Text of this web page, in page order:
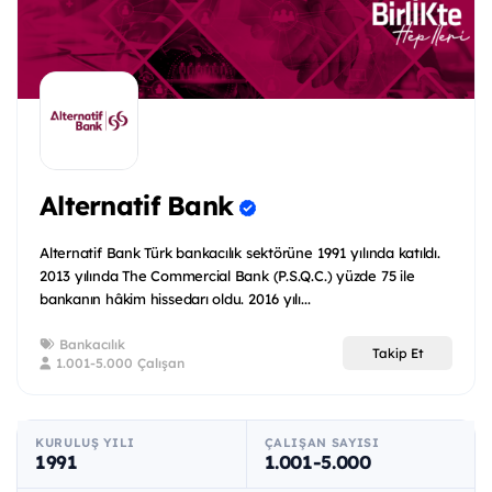
Alternatif Bank
Alternatif Bank Türk bankacılık sektörüne 1991 yılında katıldı.
2013 yılında The Commercial Bank (P.S.Q.C.) yüzde 75 ile
bankanın hâkim hissedarı oldu. 2016 yılı...
Bankacılık
1.001-5.000 Çalışan
Takip Et
KURULUŞ YILI
1991
ÇALIŞAN SAYISI
1.001-5.000